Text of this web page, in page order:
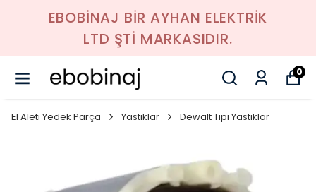
EBOBİNAJ BİR AYHAN ELEKTRİK
LTD ŞTİ MARKASIDIR.
0
El Aleti Yedek Parça Yastıklar Dewalt Tipi Yastıklar